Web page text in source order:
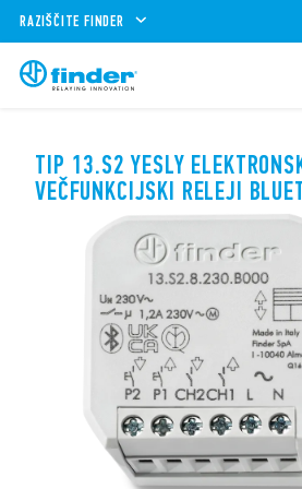
RAZIŠČITE FINDER
TIP 13.S2 YESLY
VEČFUNKCIJSKI RELEJI